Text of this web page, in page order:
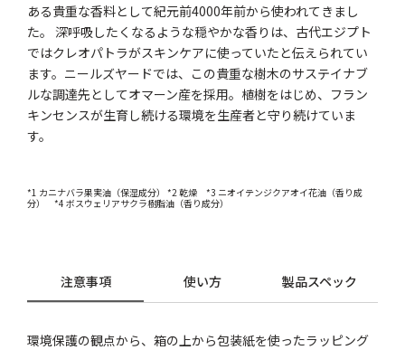
ある貴重な香料として紀元前4000年前から使われてきまし
た。 深呼吸したくなるような穏やかな香りは、古代エジプト
ではクレオパトラがスキンケアに使っていたと伝えられてい
ます。ニールズヤードでは、この貴重な樹木のサステイナブ
ルな調達先としてオマーン産を採用。植樹をはじめ、フラン
キンセンスが生育し続ける環境を生産者と守り続けていま
す。
*1 カニナバラ果実油（保湿成分） *2 乾燥 *3 ニオイテンジクアオイ花油（香り成
分） *4 ボスウェリアサクラ樹脂油（香り成分）
注意事項 使い方 製品スペック
環境保護の観点から、箱の上から包装紙を使ったラッピング